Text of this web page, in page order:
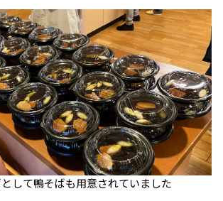
して鴨そばも用意されていました